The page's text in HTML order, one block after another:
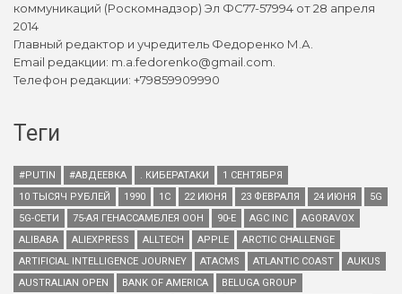
коммуникаций (Роскомнадзор) Эл ФС77-57994 от 28 апреля
2014
Главный редактор и учредитель Федоренко М.А.
Email редакции: m.a.fedorenko@gmail.com.
Телефон редакции: +79859909990
Теги
#PUTIN #АВДЕЕВКА . КИБЕРАТАКИ
1 СЕНТЯБРЯ
10 ТЫСЯЧ РУБЛЕЙ
1990 1С 22 ИЮНЯ 23 ФЕВРАЛЯ 24 ИЮНЯ
5G
5G-СЕТИ
75-АЯ ГЕНАССАМБЛЕЯ ООН 90-Е AGC INC
AGORAVOX
ALIBABA
ALIEXPRESS ALLTECH APPLE
ARCTIC CHALLENGE
ARTIFICIAL INTELLIGENCE JOURNEY
ATACMS ATLANTIC COAST
AUKUS
AUSTRALIAN OPEN
BANK OF AMERICA
BELUGA GROUP